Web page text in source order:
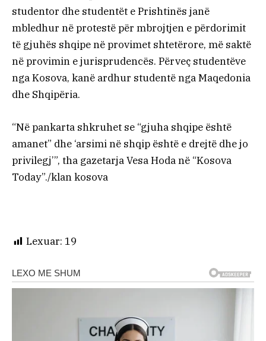
studentor dhe studentët e Prishtinës janë
mbledhur në protestë për mbrojtjen e përdorimit
të gjuhës shqipe në provimet shtetërore, më saktë
në provimin e jurisprudencës. Përveç studentëve
nga Kosova, kanë ardhur studentë nga Maqedonia
dhe Shqipëria.
“Në pankarta shkruhet se “gjuha shqipe është
amanet” dhe ‘arsimi në shqip është e drejtë dhe jo
privilegj’”, tha gazetarja Vesa Hoda në “Kosova
Today”./klan kosova
Lexuar: 19